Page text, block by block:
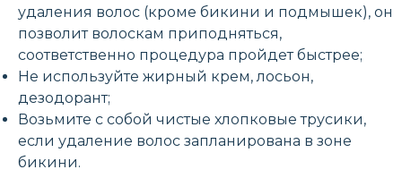
удаления волос (кроме бикини и подмышек), он
позволит волоскам приподняться,
соответственно процедура пройдет быстрее;
Не используйте жирный крем, лосьон,
дезодорант;
Возьмите с собой чистые хлопковые трусики,
если удаление волос запланирована в зоне
бикини.